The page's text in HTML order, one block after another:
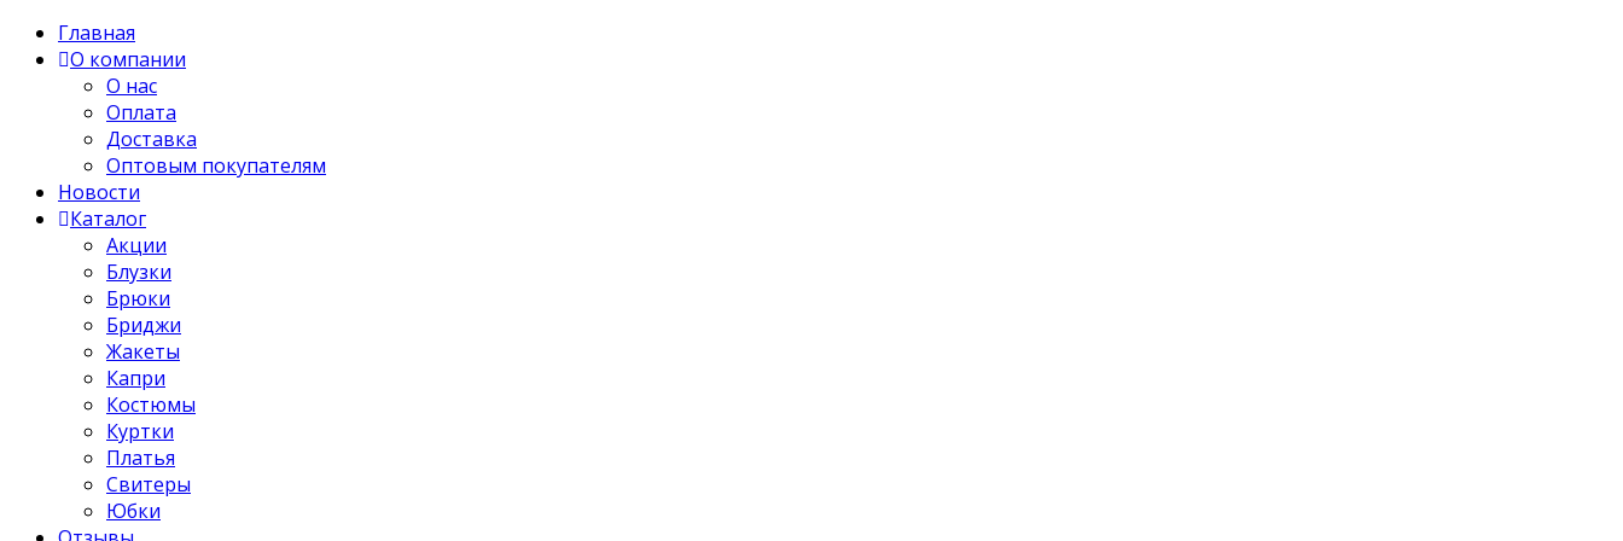
Главная
О компании
О нас
Оплата
Доставка
Оптовым покупателям
Новости
Каталог
Акции
Блузки
Брюки
Бриджи
Жакеты
Капри
Костюмы
Куртки
Платья
Свитеры
Юбки